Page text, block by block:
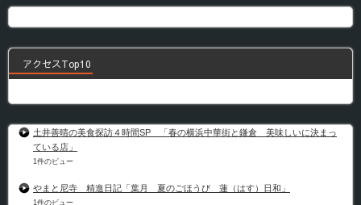
アクセスTop10
土井善晴の美食探訪４時間SP 「春の横浜中華街と鎌倉 美味しいに決まっ
ている店」
1件のビュー
やまと尼寺 精進日記「葉月 夏のごほうび 蓮（はす）日和」
1件のビュー